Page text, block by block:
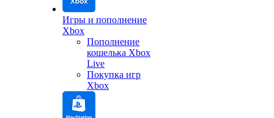
Игры и пополнение
Xbox
Пополнение
кошелька Xbox
Live
Покупка игр
Xbox